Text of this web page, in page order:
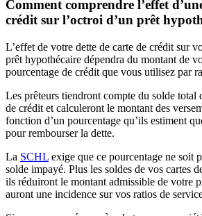
Comment comprendre l’effet
crédit sur l’octroi d’un prêt
L’effet de votre dette de carte de crédit sur
prêt hypothécaire dépendra du montant de
pourcentage de crédit que vous utilisez par
Les prêteurs tiendront compte du solde total
de crédit et calculeront le montant des
fonction d’un pourcentage qu’ils estiment
pour rembourser la dette.
La SCHL exige que ce pourcentage ne soit
solde impayé. Plus les soldes de vos cartes
ils réduiront le montant admissible de votre
auront une incidence sur vos ratios de